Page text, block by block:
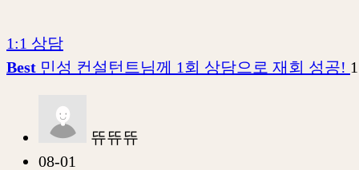
1:1 상담
Best 민성 컨설턴트님께 1회 상담으로 재회 성공! 1
뜌뜌뜌
08-01